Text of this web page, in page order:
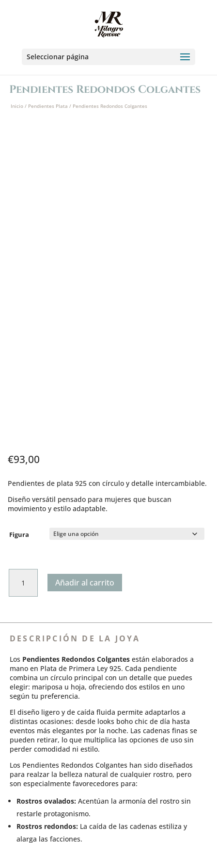
Seleccionar página
Pendientes Redondos Colgantes
Inicio / Pendientes Plata / Pendientes Redondos Colgantes
€93,00
Pendientes de plata 925 con círculo y detalle intercambiable.
Diseño versátil pensado para mujeres que buscan
movimiento y estilo adaptable.
Figura
Redondos
Añadir al carrito
DESCRIPCIÓN DE LA JOYA
Los Pendientes Redondos Colgantes están elaborados a
mano en Plata de Primera Ley 925. Cada pendiente
combina un círculo principal con un detalle que puedes
elegir: mariposa u hoja, ofreciendo dos estilos en uno
según tu preferencia.
El diseño ligero y de caída fluida permite adaptarlos a
distintas ocasiones: desde looks boho chic de día hasta
eventos más elegantes por la noche. Las cadenas finas se
pueden retirar, lo que multiplica las opciones de uso sin
perder comodidad ni estilo.
Los Pendientes Redondos Colgantes han sido diseñados
para realzar la belleza natural de cualquier rostro, pero
son especialmente favorecedores para:
Rostros ovalados: Acentúan la armonía del rostro sin
restarle protagonismo.
Rostros redondos: La caída de las cadenas estiliza y
alarga las facciones.